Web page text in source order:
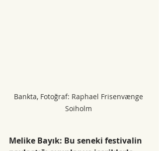
Bankta, Fotoğraf: Raphael Frisenvænge
Soiholm
Melike Bayık: Bu seneki festivalin